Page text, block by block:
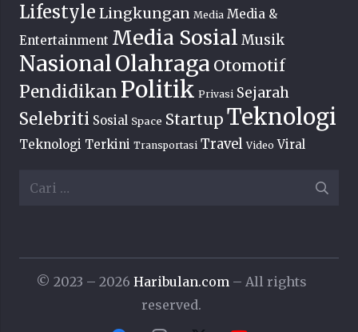
Lifestyle Lingkungan Media Media &
Entertainment Media Sosial Musik
NasionalOlahraga Otomotif
Pendidikan Politik Privasi Sejarah
Selebriti Sosial Space Startup Teknologi
Teknologi Terkini Transportasi Travel Video Viral
Cari
© 2023 – 2026 Haribulan.com – All rights
reserved.